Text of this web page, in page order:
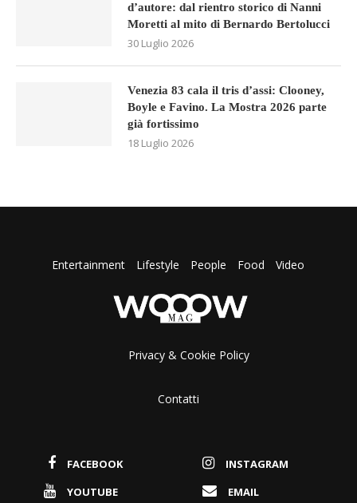
d’autore: dal rientro storico di Nanni
Moretti al mito di Bernardo Bertolucci
30 Luglio 2026
Venezia 83 cala il tris d’assi: Clooney,
Boyle e Favino. La Mostra 2026 parte
già fortissimo
18 Luglio 2026
Entertainment Lifestyle People Food Video
Privacy & Cookie Policy
Contatti
FACEBOOK
INSTAGRAM
YOUTUBE
EMAIL